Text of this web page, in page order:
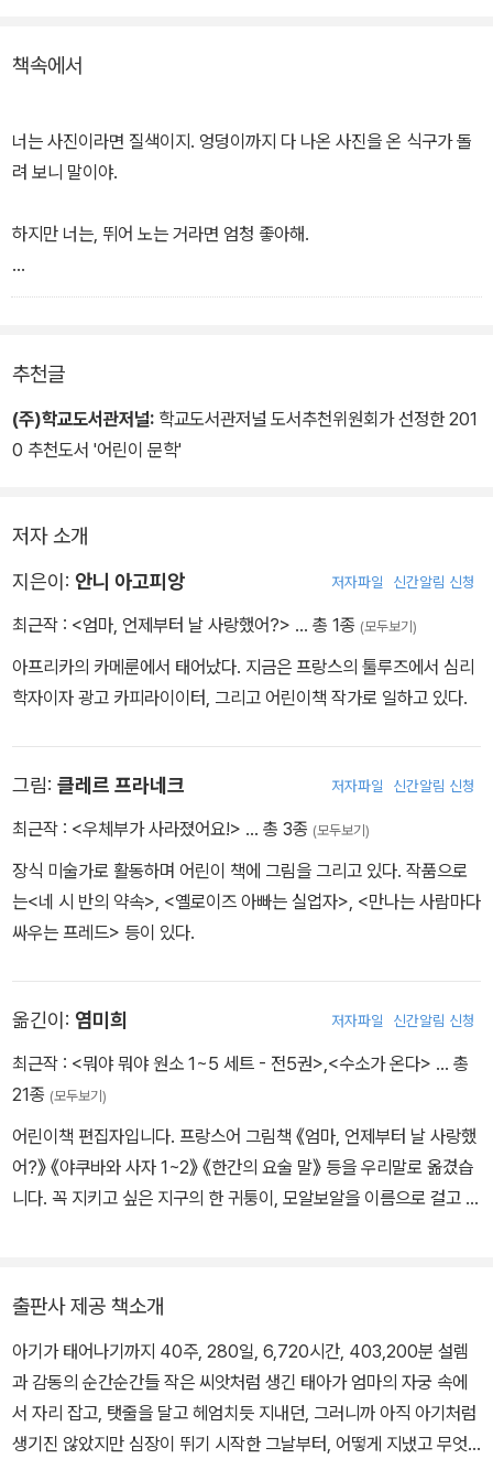
아이에게 인생의 첫 순간을 꾸려 주기에 좋은 선물이 될 책이다. 프랑
따뜻한 마음을 담아 재치 있는 솜씨로 글을 썼다. 그림을 그린 클레르
프라네크는 두 아이의 엄마로서 애정이 듬뿍 묻어나는 색감의 그림을
책속에서
너는 사진이라면 질색이지. 엉덩이까지 다 나온 사진을 온 식구가 돌
려 보니 말이야.
하지만 너는, 뛰어 노는 거라면 엄청 좋아해.
그것도 꼭 잠들기 전에.
- 본문 중에서
추천글
(주)학교도서관저널: 학교도서관저널 도서추천위원회가 선정한 201
0 추천도서 '어린이 문학'
저자 소개
지은이: 안니 아고피앙 저자파일 신간알림 신청
최근작 : <엄마, 언제부터 날 사랑했어?> … 총 1종 (모두보기)
아프리카의 카메룬에서 태어났다. 지금은 프랑스의 툴루즈에서 심리
학자이자 광고 카피라이이터, 그리고 어린이책 작가로 일하고 있다.
그림: 클레르 프라네크 저자파일 신간알림 신청
최근작 : <우체부가 사라졌어요!> … 총 3종 (모두보기)
장식 미술가로 활동하며 어린이 책에 그림을 그리고 있다. 작품으로
는<네 시 반의 약속>, <옐로이즈 아빠는 실업자>, <만나는 사람마다
싸우는 프레드> 등이 있다.
옮긴이: 염미희 저자파일 신간알림 신청
최근작 : <뭐야 뭐야 원소 1~5 세트 - 전5권>,<수소가 온다> … 총
21종 (모두보기)
어린이책 편집자입니다. 프랑스어 그림책 《엄마, 언제부터 날 사랑했
어?》 《야쿠바와 사자 1~2》 《한간의 요술 말》 등을 우리말로 옮겼습
니다. 꼭 지키고 싶은 지구의 한 귀퉁이, 모알보알을 이름으로 걸고 책
출판사 제공 책소개
아기가 태어나기까지 40주, 280일, 6,720시간, 403,200분 설렘
과 감동의 순간순간들 작은 씨앗처럼 생긴 태아가 엄마의 자궁 속에
서 자리 잡고, 탯줄을 달고 헤엄치듯 지내던, 그러니까 아직 아기처럼
생기진 않았지만 심장이 뛰기 시작한 그날부터, 어떻게 지냈고 무엇